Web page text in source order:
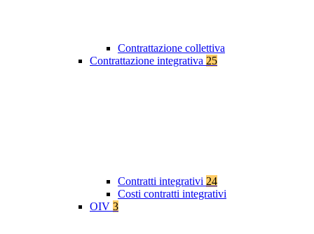
Contrattazione collettiva
Contrattazione integrativa 25
Contratti integrativi 24
Costi contratti integrativi
OIV 3